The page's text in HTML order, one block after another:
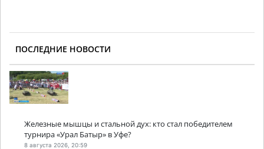
ПОСЛЕДНИЕ НОВОСТИ
Железные мышцы и стальной дух: кто стал победителем
турнира «Урал Батыр» в Уфе?
8 августа 2026, 20:59